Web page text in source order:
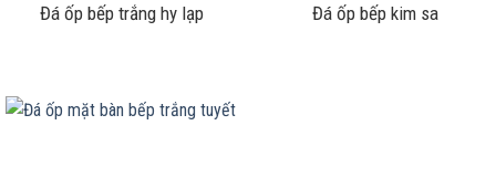
Đá ốp bếp trắng hy lạp Đá ốp bếp kim sa